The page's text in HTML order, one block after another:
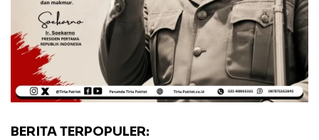
BERITA TERPOPULER: